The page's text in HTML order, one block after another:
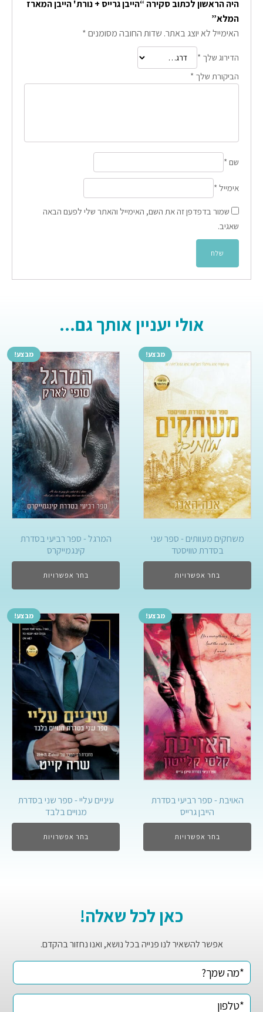
היה הראשון לכתוב סקירה “הייבן גרייס + נורת' הייבן המארז
המלא”
האימייל לא יוצג באתר. שדות החובה מסומנים*
הדירוג שלך *
הביקורת שלך *
שם *
אימייל *
שמור בדפדפן זה את השם, האימייל והאתר שלי לפעם הבאה
שאגיב.
אולי יעניין אותך גם...
מבצע!
משחקים מעוותים - ספר שני
בסדרת טוויסטד
בחר אפשרויות
מבצע!
המרגל - ספר רביעי בסדרת
קינגמייקרס
בחר אפשרויות
מבצע!
האויבת - ספר רביעי בסדרת
הייבן גרייס
בחר אפשרויות
מבצע!
עיניים עליי - ספר שני בסדרת
מנויים בלבד
בחר אפשרויות
כאן לכל שאלה!
אפשר להשאיר לנו פנייה בכל נושא, ואנו נחזור בהקדם.